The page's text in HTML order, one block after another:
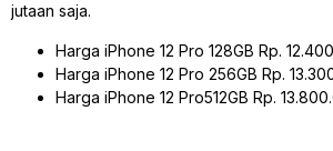
jutaan saja.
Harga iPhone 12 Pro 128GB Rp.
Harga iPhone 12 Pro 256GB Rp.
Harga iPhone 12 Pro512GB Rp.